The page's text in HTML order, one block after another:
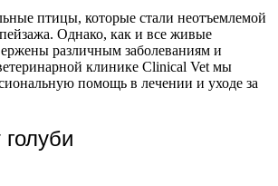
птицы, которые стали неотъемлемой
Однако, как и все живые
различным заболеваниям и
клинике Clinical Vet мы
помощь в лечении и уходе за